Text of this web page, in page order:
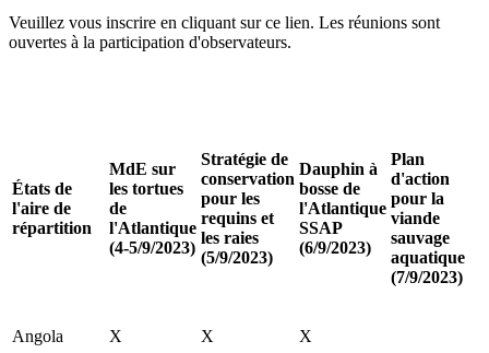
Veuillez vous inscrire en cliquant sur ce lien. Les réunions sont
ouvertes à la participation d'observateurs.
États de
l'aire de
répartition
MdE sur
les tortues
de
l'Atlantique
(4-5/9/2023)
Stratégie de
conservation
pour les
requins et
les raies
(5/9/2023)
Dauphin à
bosse de
l'Atlantique
SSAP
(6/9/2023)
Plan
d'action
pour la
viande
sauvage
aquatique
(7/9/2023)
Angola X X X